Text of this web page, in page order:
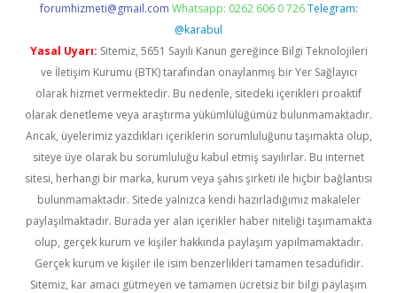
forumhizmeti@gmail.com Whatsapp: 0262 606 0 726 Telegram:
@karabul
Yasal Uyarı: Sitemiz, 5651 Sayılı Kanun gereğince Bilgi Teknolojileri
ve İletişim Kurumu (BTK) tarafından onaylanmış bir Yer Sağlayıcı
olarak hizmet vermektedir. Bu nedenle, sitedeki içerikleri proaktif
olarak denetleme veya araştırma yükümlülüğümüz bulunmamaktadır.
Ancak, üyelerimiz yazdıkları içeriklerin sorumluluğunu taşımakta olup,
siteye üye olarak bu sorumluluğu kabul etmiş sayılırlar. Bu internet
sitesi, herhangi bir marka, kurum veya şahıs şirketi ile hiçbir bağlantısı
bulunmamaktadır. Sitede yalnızca kendi hazırladığımız makaleler
paylaşılmaktadır. Burada yer alan içerikler haber niteliği taşımamakta
olup, gerçek kurum ve kişiler hakkında paylaşım yapılmamaktadır.
Gerçek kurum ve kişiler ile isim benzerlikleri tamamen tesadüfidir.
Sitemiz, kar amacı gütmeyen ve tamamen ücretsiz bir bilgi paylaşım